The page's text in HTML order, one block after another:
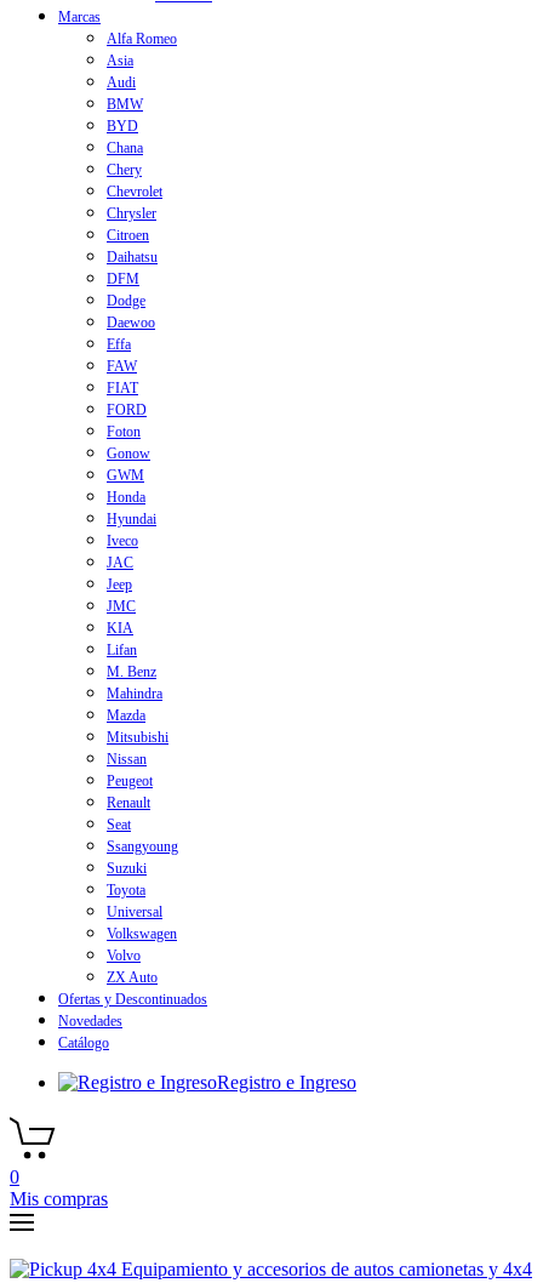
Marcas
Alfa Romeo
Asia
Audi
BMW
BYD
Chana
Chery
Chevrolet
Chrysler
Citroen
Daihatsu
DFM
Dodge
Daewoo
Effa
FAW
FIAT
FORD
Foton
Gonow
GWM
Honda
Hyundai
Iveco
JAC
Jeep
JMC
KIA
Lifan
M. Benz
Mahindra
Mazda
Mitsubishi
Nissan
Peugeot
Renault
Seat
Ssangyoung
Suzuki
Toyota
Universal
Volkswagen
Volvo
ZX Auto
Ofertas y Descontinuados
Novedades
Catálogo
Registro e Ingreso
0
Mis compras